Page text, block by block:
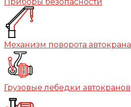
Механизм поворота автокрана
Грузовые лебедки автокранов